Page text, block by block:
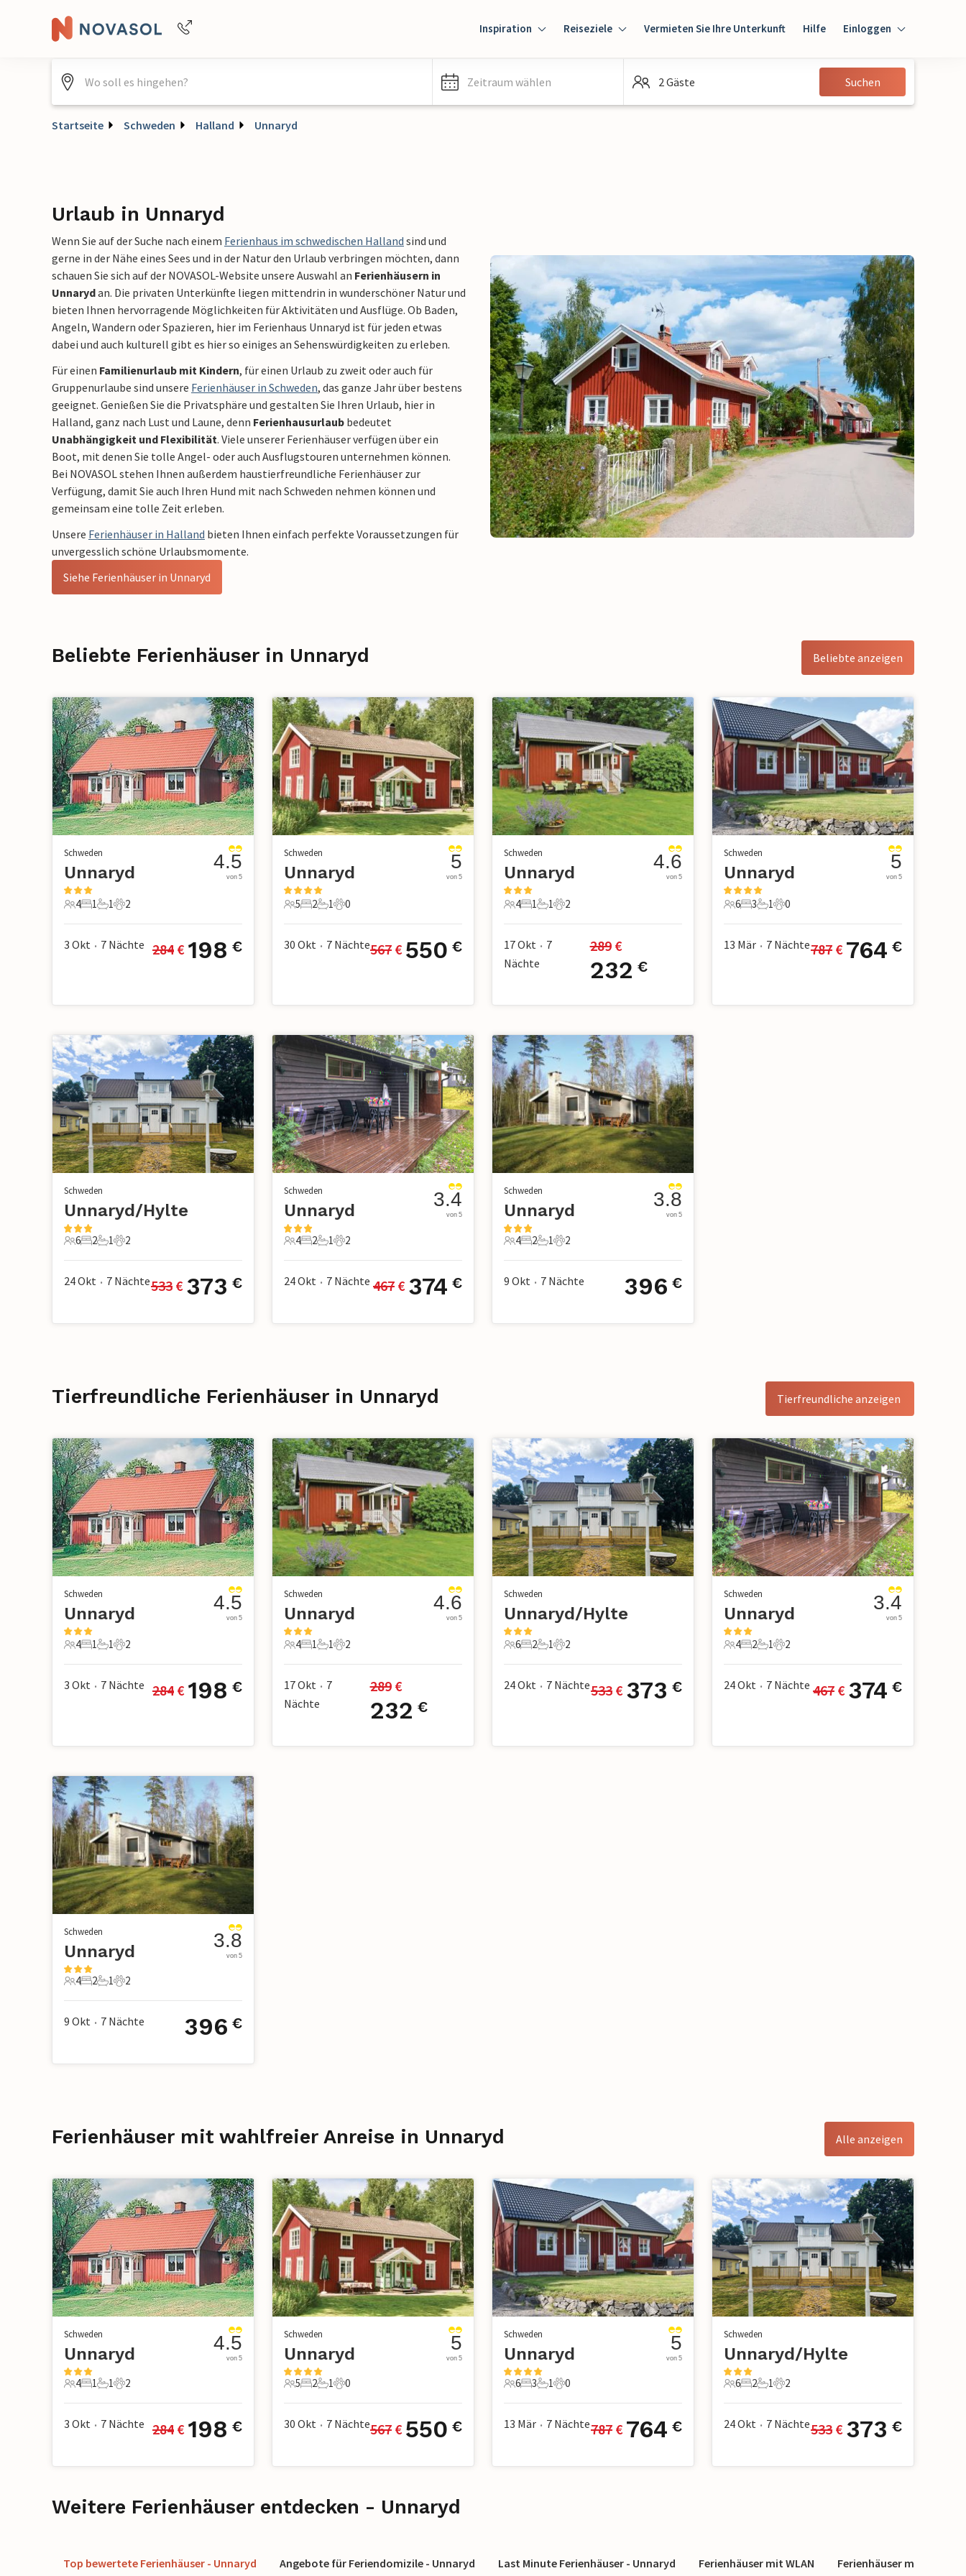
+4940688715475
Inspiration Reiseziele Vermieten Sie Ihre Unterkunft Hilfe Einloggen
Einloggen
Gast
Zeitraum wählen 2 Gäste Suchen
Startseite Schweden Halland Unnaryd
Urlaub in Unnaryd
Wenn Sie auf der Suche nach einem Ferienhaus im schwedischen Halland sind und
gerne in der Nähe eines Sees und in der Natur den Urlaub verbringen möchten, dann
schauen Sie sich auf der NOVASOL-Website unsere Auswahl an Ferienhäusern in
Unnarydan. Die privaten Unterkünfte liegen mittendrin in wunderschöner Natur und
bieten Ihnen hervorragende Möglichkeiten für Aktivitäten und Ausflüge. Ob Baden,
Angeln, Wandern oder Spazieren, hier im Ferienhaus Unnaryd ist für jeden etwas
dabei und auch kulturell gibt es hier so einiges an Sehenswürdigkeiten zu erleben.
Für einen Familienurlaub mit Kindern, für einen Urlaub zu zweit oder auch für
Gruppenurlaube sind unsere Ferienhäuser in Schweden, das ganze Jahr über bestens
geeignet. Genießen Sie die Privatsphäre und gestalten Sie Ihren Urlaub, hier in
Halland, ganz nach Lust und Laune, denn Ferienhausurlaub bedeutet
Unabhängigkeit und Flexibilität. Viele unserer Ferienhäuser verfügen über ein
Boot, mit denen Sie tolle Angel- oder auch Ausflugstouren unternehmen können.
Bei NOVASOL stehen Ihnen außerdem haustierfreundliche Ferienhäuser zur
Verfügung, damit Sie auch Ihren Hund mit nach Schweden nehmen können und
gemeinsam eine tolle Zeit erleben.
Unsere Ferienhäuser in Halland bieten Ihnen einfach perfekte Voraussetzungen für
unvergesslich schöne Urlaubsmomente.
Siehe Ferienhäuser in Unnaryd
Beliebte Ferienhäuser in Unnaryd Beliebte anzeigen
Schweden
Unnaryd
4 Gäste
4
1 Schlafzimmer
1
1 Badezimmer
1
2 Haustiere
2
4.5
von 5
3 Okt • 7 Nächte 284 € 198 €
Schweden
Unnaryd
5 Gäste
5
2 Schlafzimmer
2
1 Badezimmer
1
0 Haustiere
0
5
von 5
30 Okt • 7 Nächte567 € 550 €
Schweden
Unnaryd
4 Gäste
4
1 Schlafzimmer
1
1 Badezimmer
1
2 Haustiere
2
4.6
von 5
17 Okt • 7
Nächte
289 €
232 €
Schweden
Unnaryd
6 Gäste
6
3 Schlafzimmer
3
1 Badezimmer
1
0 Haustiere
0
5
von 5
13 Mär • 7 Nächte787 € 764 €
Schweden
Unnaryd/Hylte
6 Gäste
6
2 Schlafzimmer
2
1 Badezimmer
1
2 Haustiere
2
24 Okt • 7 Nächte533 € 373 €
Schweden
Unnaryd
4 Gäste
4
2 Schlafzimmer
2
1 Badezimmer
1
2 Haustiere
2
3.4
von 5
24 Okt • 7 Nächte 467 € 374 €
Schweden
Unnaryd
4 Gäste
4
2 Schlafzimmer
2
1 Badezimmer
1
2 Haustiere
2
3.8
von 5
9 Okt • 7 Nächte 396 €
Tierfreundliche Ferienhäuser in Unnaryd Tierfreundliche anzeigen
Schweden
Unnaryd
4 Gäste
4
1 Schlafzimmer
1
1 Badezimmer
1
2 Haustiere
2
4.5
von 5
3 Okt • 7 Nächte 284 € 198 €
Schweden
Unnaryd
4 Gäste
4
1 Schlafzimmer
1
1 Badezimmer
1
2 Haustiere
2
4.6
von 5
17 Okt • 7
Nächte
289 €
232 €
Schweden
Unnaryd/Hylte
6 Gäste
6
2 Schlafzimmer
2
1 Badezimmer
1
2 Haustiere
2
24 Okt • 7 Nächte533 € 373 €
Schweden
Unnaryd
4 Gäste
4
2 Schlafzimmer
2
1 Badezimmer
1
2 Haustiere
2
3.4
von 5
24 Okt • 7 Nächte 467 € 374 €
Schweden
Unnaryd
4 Gäste
4
2 Schlafzimmer
2
1 Badezimmer
1
2 Haustiere
2
3.8
von 5
9 Okt • 7 Nächte 396 €
Ferienhäuser mit wahlfreier Anreise in Unnaryd Alle anzeigen
Schweden
Unnaryd
4 Gäste
4
1 Schlafzimmer
1
1 Badezimmer
1
2 Haustiere
2
4.5
von 5
3 Okt • 7 Nächte 284 € 198 €
Schweden
Unnaryd
5 Gäste
5
2 Schlafzimmer
2
1 Badezimmer
1
0 Haustiere
0
5
von 5
30 Okt • 7 Nächte567 € 550 €
Schweden
Unnaryd
6 Gäste
6
3 Schlafzimmer
3
1 Badezimmer
1
0 Haustiere
0
5
von 5
13 Mär • 7 Nächte787 € 764 €
Schweden
Unnaryd/Hylte
6 Gäste
6
2 Schlafzimmer
2
1 Badezimmer
1
2 Haustiere
2
24 Okt • 7 Nächte533 € 373 €
Weitere Ferienhäuser entdecken - Unnaryd
Top bewertete Ferienhäuser - Unnaryd Angebote für Feriendomizile - Unnaryd Last Minute Ferienhäuser - Unnaryd Ferienhäuser mit WLAN Ferienhäuser mit